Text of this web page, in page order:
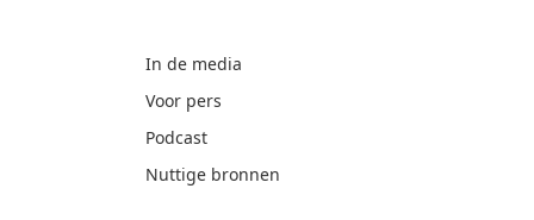
In de media
Voor pers
Podcast
Nuttige bronnen